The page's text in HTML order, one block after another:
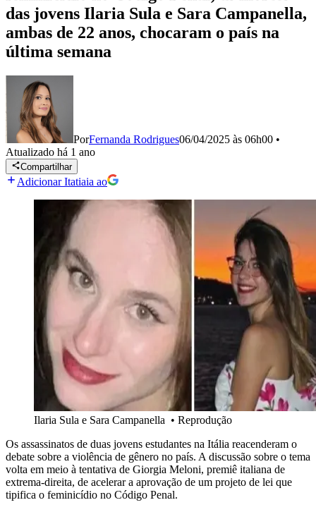
das jovens Ilaria Sula e Sara Campanella,
ambas de 22 anos, chocaram o país na
última semana
PorFernanda Rodrigues06/04/2025 às 06h00 •
Atualizado há 1 ano
Compartilhar
Adicionar Itatiaia ao
Ilaria Sula e Sara Campanella • Reprodução
Os assassinatos de duas jovens estudantes na Itália reacenderam o
debate sobre a violência de gênero no país. A discussão sobre o tema
volta em meio à tentativa de Giorgia Meloni, premiê italiana de
extrema-direita, de acelerar a aprovação de um projeto de lei que
tipifica o feminicídio no Código Penal.